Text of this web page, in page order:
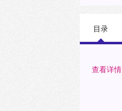
目录
查看详情